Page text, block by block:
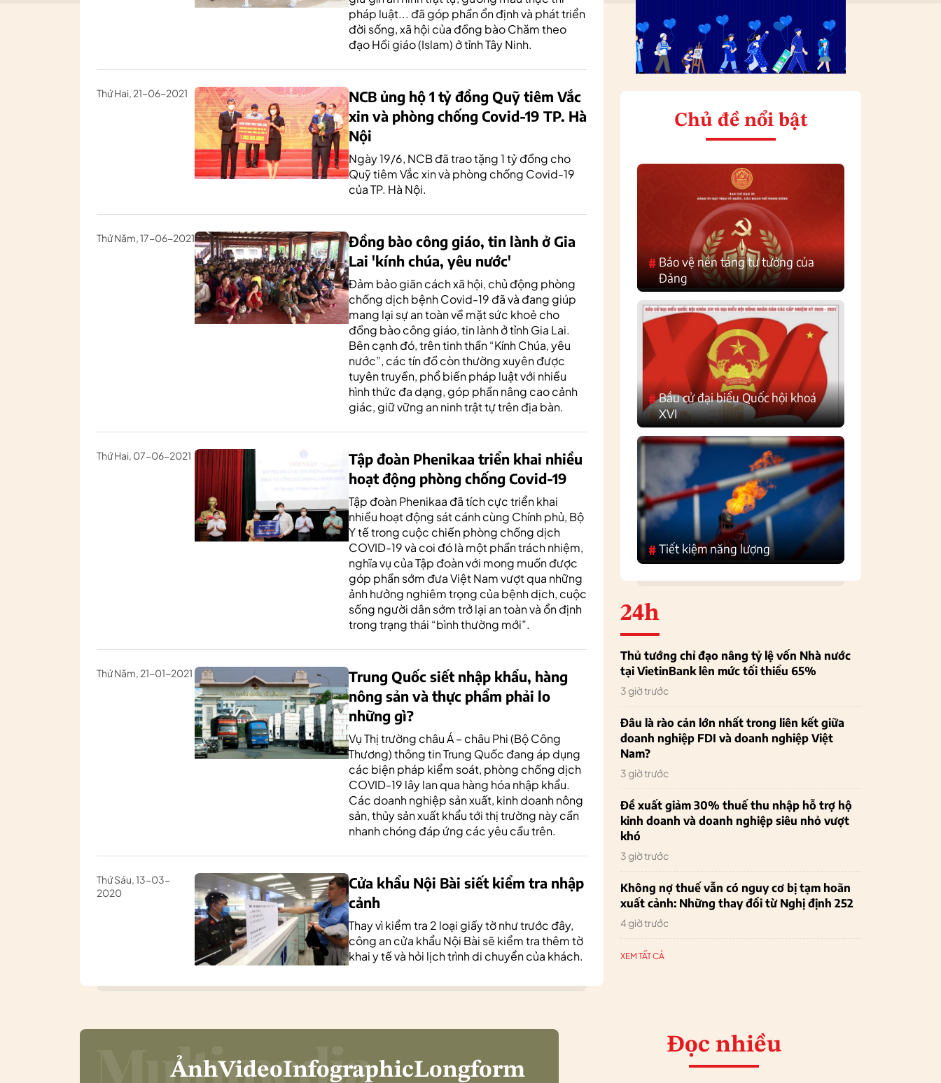
pháp luật... đã góp phần ổn định và phát triển
đời sống, xã hội của đồng bào Chăm theo
đạo Hồi giáo (Islam) ở tỉnh Tây Ninh.
Thứ Hai, 21-06-2021
NCB ủng hộ 1 tỷ đồng Quỹ tiêm Vắc
xin và phòng chống Covid-19 TP. Hà
Nội
Ngày 19/6, NCB đã trao tặng 1 tỷ đồng cho
Quỹ tiêm Vắc xin và phòng chống Covid-19
của TP. Hà Nội.
Thứ Năm, 17-06-2021
Đồng bào công giáo, tin lành ở Gia
Lai 'kính chúa, yêu nước'
Đảm bảo giãn cách xã hội, chủ động phòng
chống dịch bệnh Covid-19 đã và đang giúp
mang lại sự an toàn về mặt sức khoẻ cho
đồng bào công giáo, tin lành ở tỉnh Gia Lai.
Bên cạnh đó, trên tinh thần “Kính Chúa, yêu
nước”, các tín đồ còn thường xuyên được
tuyên truyền, phổ biến pháp luật với nhiều
hình thức đa dạng, góp phần nâng cao cảnh
giác, giữ vững an ninh trật tự trên địa bàn.
Thứ Hai, 07-06-2021
Tập đoàn Phenikaa triển khai nhiều
hoạt động phòng chống Covid-19
Tập đoàn Phenikaa đã tích cực triển khai
nhiều hoạt động sát cánh cùng Chính phủ, Bộ
Y tế trong cuộc chiến phòng chống dịch
COVID-19 và coi đó là một phần trách nhiệm,
nghĩa vụ của Tập đoàn với mong muốn được
góp phần sớm đưa Việt Nam vượt qua những
ảnh hưởng nghiêm trọng của bệnh dịch, cuộc
sống người dân sớm trở lại an toàn và ổn định
trong trạng thái “bình thường mới”.
Thứ Năm, 21-01-2021
Trung Quốc siết nhập khẩu, hàng
nông sản và thực phẩm phải lo
những gì?
Vụ Thị trường châu Á – châu Phi (Bộ Công
Thương) thông tin Trung Quốc đang áp dụng
các biện pháp kiểm soát, phòng chống dịch
COVID-19 lây lan qua hàng hóa nhập khẩu.
Các doanh nghiệp sản xuất, kinh doanh nông
sản, thủy sản xuất khẩu tới thị trường này cần
nhanh chóng đáp ứng các yêu cầu trên.
Thứ Sáu, 13-03-
2020
Cửa khẩu Nội Bài siết kiểm tra nhập
cảnh
Thay vì kiểm tra 2 loại giấy tờ như trước đây,
công an cửa khẩu Nội Bài sẽ kiểm tra thêm tờ
khai y tế và hỏi lịch trình di chuyển của khách.
Chủ đề nổi bật
#Bảo vệ nền tảng tư tưởng của
Đảng
#Bầu cử đại biểu Quốc hội khoá
XVI
#Tiết kiệm năng lượng
24h
Thủ tướng chỉ đạo nâng tỷ lệ vốn Nhà nước
tại VietinBank lên mức tối thiểu 65%
3 giờ trước
Đâu là rào cản lớn nhất trong liên kết giữa
doanh nghiệp FDI và doanh nghiệp Việt
Nam?
3 giờ trước
Đề xuất giảm 30% thuế thu nhập hỗ trợ hộ
kinh doanh và doanh nghiệp siêu nhỏ vượt
khó
3 giờ trước
Không nợ thuế vẫn có nguy cơ bị tạm hoãn
xuất cảnh: Những thay đổi từ Nghị định 252
4 giờ trước
XEM TẤT CẢ
ẢnhVideoInfographicLongform
Đọc nhiều